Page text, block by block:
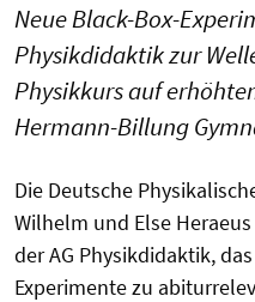
Neue Black-Box-
Physikdidaktik zur
Physikkurs auf
Hermann-Billung
Die Deutsche
Wilhelm und Else
der AG Physikdidaktik,
Experimente zu